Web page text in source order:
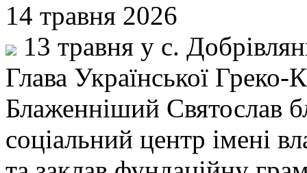
14 травня 2026
13 травня у с.
Глава Української Греко-
Блаженніший Святослав
соціальний центр імені